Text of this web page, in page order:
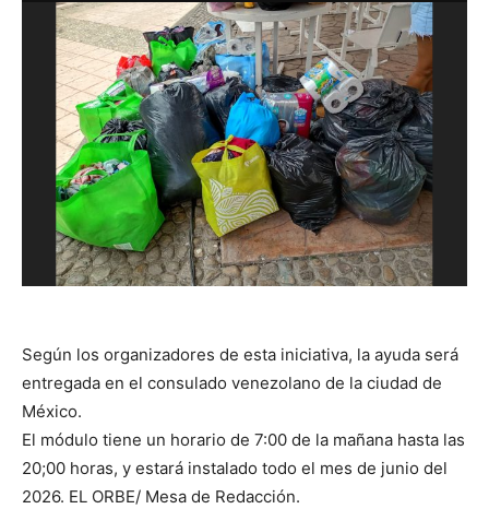
Según los organizadores de esta iniciativa, la ayuda será
entregada en el consulado venezolano de la ciudad de
México.
El módulo tiene un horario de 7:00 de la mañana hasta las
20;00 horas, y estará instalado todo el mes de junio del
2026. EL ORBE/ Mesa de Redacción.